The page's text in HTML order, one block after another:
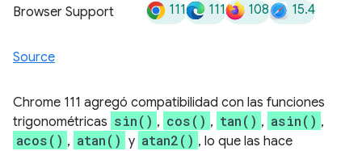
Browser Support 111 111 108 15.4
Source
Chrome 111 agregó compatibilidad con las funciones
trigonométricas sin() , cos() , tan() , asin() ,
acos() , atan() y atan2() , lo que las hace